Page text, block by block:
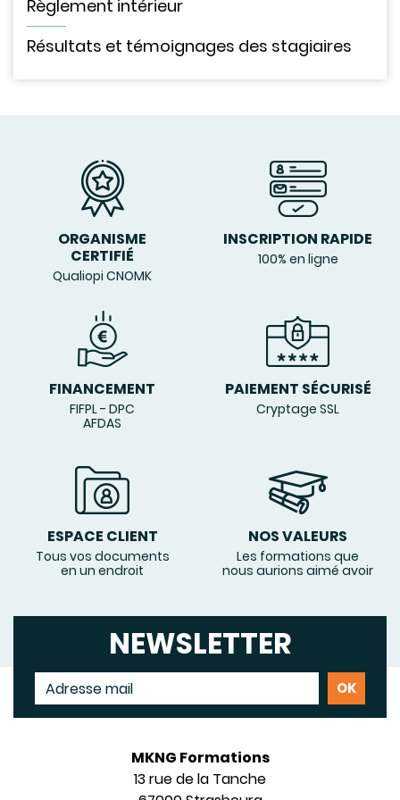
Règlement intérieur
Résultats et témoignages des stagiaires
ORGANISME
CERTIFIÉ
Qualiopi CNOMK
INSCRIPTION RAPIDE
100% en ligne
FINANCEMENT
FIFPL - DPC
AFDAS
PAIEMENT SÉCURISÉ
Cryptage SSL
ESPACE CLIENT
Tous vos documents
en un endroit
NOS VALEURS
Les formations que
nous aurions aimé avoir
NEWSLETTER
MKNG Formations
13 rue de la Tanche